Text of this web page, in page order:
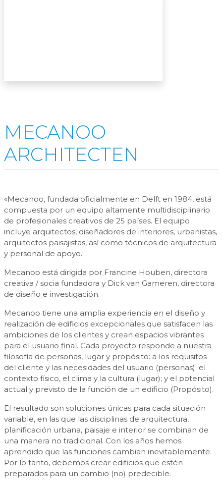
MECANOO
ARCHITECTEN
«Mecanoo, fundada oficialmente en Delft en 1984, está
compuesta por un equipo altamente multidisciplinario
de profesionales creativos de 25 países. El equipo
incluye arquitectos, diseñadores de interiores, urbanistas,
arquitectos paisajistas, así como técnicos de arquitectura
y personal de apoyo.
Mecanoo está dirigida por Francine Houben, directora
creativa / socia fundadora y Dick van Gameren, directora
de diseño e investigación.
Mecanoo tiene una amplia experiencia en el diseño y
realización de edificios excepcionales que satisfacen las
ambiciones de los clientes y crean espacios vibrantes
para el usuario final. Cada proyecto responde a nuestra
filosofía de personas, lugar y propósito: a los requisitos
del cliente y las necesidades del usuario (personas); el
contexto físico, el clima y la cultura (lugar); y el potencial
actual y previsto de la función de un edificio (Propósito).
El resultado son soluciones únicas para cada situación
variable, en las que las disciplinas de arquitectura,
planificación urbana, paisaje e interior se combinan de
una manera no tradicional. Con los años hemos
aprendido que las funciones cambian inevitablemente.
Por lo tanto, debemos crear edificios que estén
preparados para un cambio (no) predecible.